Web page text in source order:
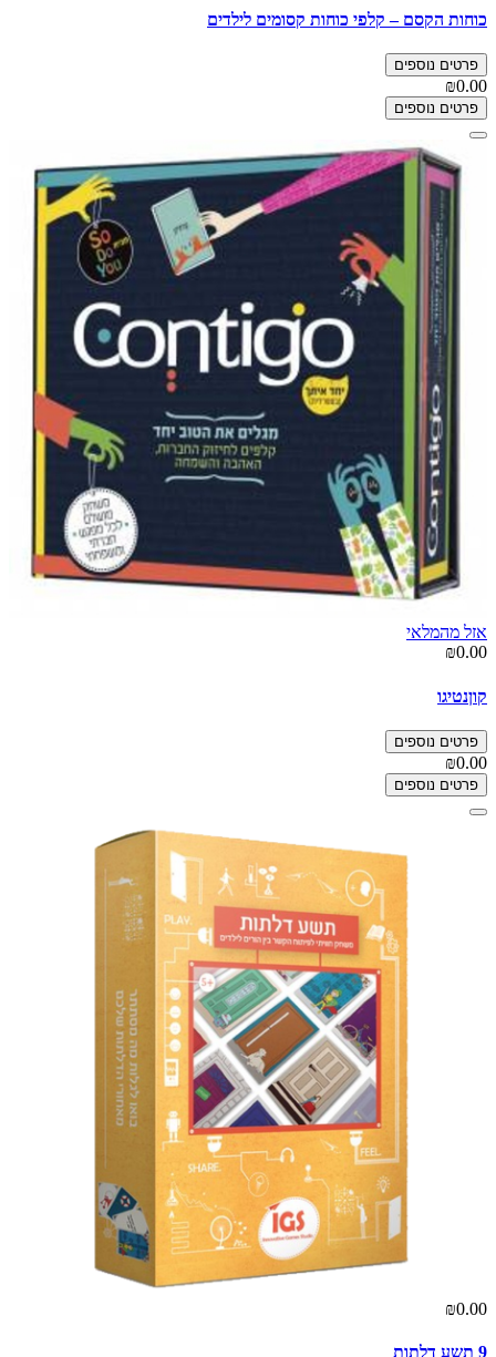
כוחות הקסם – קלפי כוחות קסומים לילדים
פרטים נוספים
₪0.00
פרטים נוספים
אזל מהמלאי
₪0.00
קוןנטיגו
פרטים נוספים
₪0.00
פרטים נוספים
₪0.00
9 תשע דלתות